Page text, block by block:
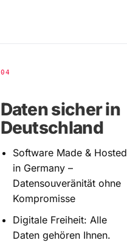
04
Daten sicher in
Deutschland
Software Made & Hosted
in Germany –
Datensouveränität ohne
Kompromisse
Digitale Freiheit: Alle
Daten gehören Ihnen.